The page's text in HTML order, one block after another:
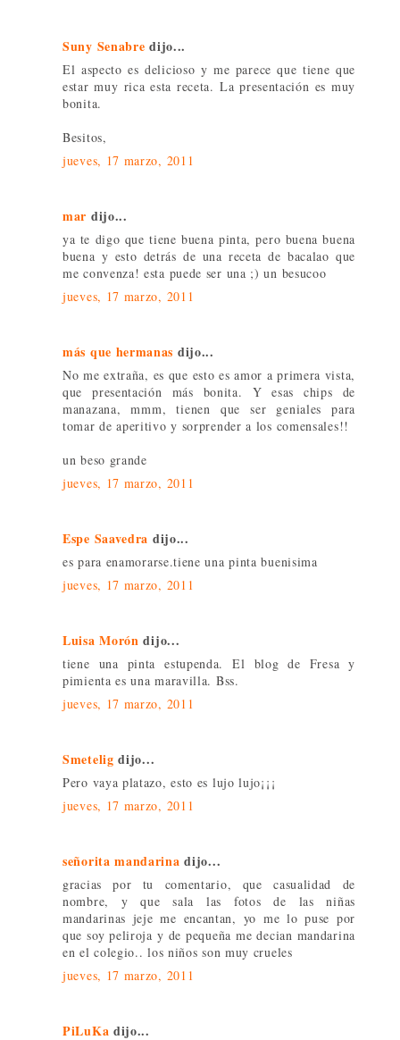
Suny Senabre dijo...
El aspecto es delicioso y me parece que tiene que
estar muy rica esta receta. La presentación es muy
bonita.
Besitos,
jueves, 17 marzo, 2011
mar dijo...
ya te digo que tiene buena pinta, pero buena buena
buena y esto detrás de una receta de bacalao que
me convenza! esta puede ser una ;) un besucoo
jueves, 17 marzo, 2011
más que hermanas dijo...
No me extraña, es que esto es amor a primera vista,
que presentación más bonita. Y esas chips de
manazana, mmm, tienen que ser geniales para
tomar de aperitivo y sorprender a los comensales!!
un beso grande
jueves, 17 marzo, 2011
Espe Saavedra dijo...
es para enamorarse.tiene una pinta buenisima
jueves, 17 marzo, 2011
Luisa Morón dijo...
tiene una pinta estupenda. El blog de Fresa y
pimienta es una maravilla. Bss.
jueves, 17 marzo, 2011
Smetelig dijo...
Pero vaya platazo, esto es lujo lujo¡¡¡
jueves, 17 marzo, 2011
señorita mandarina dijo...
gracias por tu comentario, que casualidad de
nombre, y que sala las fotos de las niñas
mandarinas jeje me encantan, yo me lo puse por
que soy peliroja y de pequeña me decian mandarina
en el colegio.. los niños son muy crueles
jueves, 17 marzo, 2011
PiLuKa dijo...